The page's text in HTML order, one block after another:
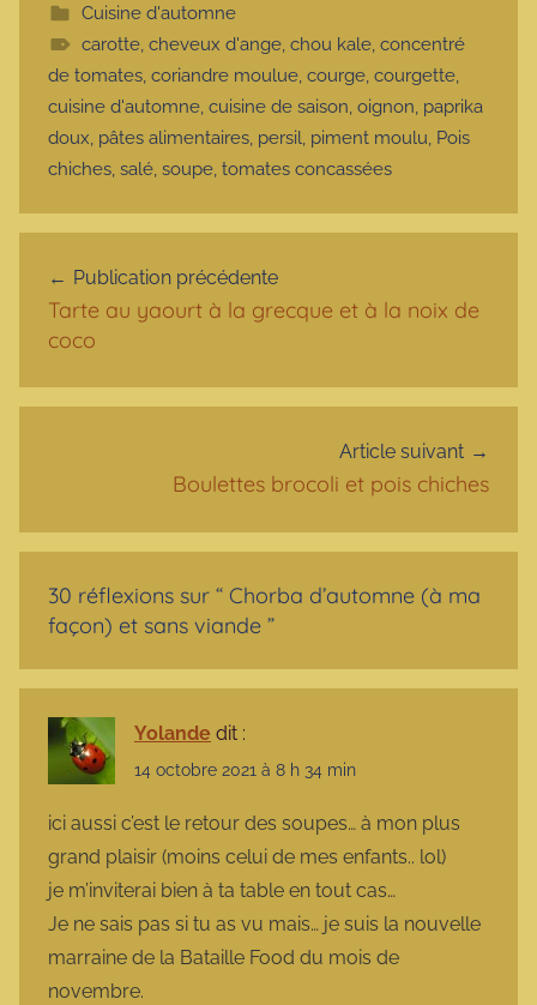
Cuisine d'automne
carotte, cheveux d'ange, chou kale, concentré
de tomates, coriandre moulue, courge, courgette,
cuisine d'automne, cuisine de saison, oignon, paprika
doux, pâtes alimentaires, persil, piment moulu, Pois
chiches, salé, soupe, tomates concassées
Publication précédente
Tarte au yaourt à la grecque et à la noix de
coco
Article suivant
Boulettes brocoli et pois chiches
30 réflexions sur “ Chorba d’automne (à ma
façon) et sans viande ”
Yolande dit :
14 octobre 2021 à 8 h 34 min
ici aussi c’est le retour des soupes… à mon plus
grand plaisir (moins celui de mes enfants.. lol)
je m’inviterai bien à ta table en tout cas…
Je ne sais pas si tu as vu mais… je suis la nouvelle
marraine de la Bataille Food du mois de
novembre.